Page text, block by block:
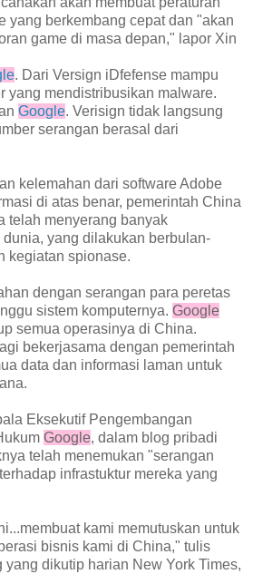
yang berkembang cepat dan "akan
game di masa depan," lapor Xin
. Dari Versign iDfefense mampu
yang mendistribusikan malware.
Google. Verisign tidak langsung
serangan berasal dari
kelemahan dari software Adobe
di atas benar, pemerintah China
telah menyerang banyak
yang dilakukan berbulan-
kegiatan spionase.
dengan serangan para peretas
sistem komputernya. Google
semua operasinya di China.
bekerjasama dengan pemerintah
data dan informasi laman untuk
Eksekutif Pengembangan
Google, dalam blog pribadi
telah menemukan "serangan
infrastuktur mereka yang
kami memutuskan untuk
bisnis kami di China," tulis
yang dikutip harian New York Times,